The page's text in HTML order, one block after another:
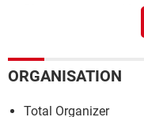
Blackview active 12
ORGANISATION
Total Organizer